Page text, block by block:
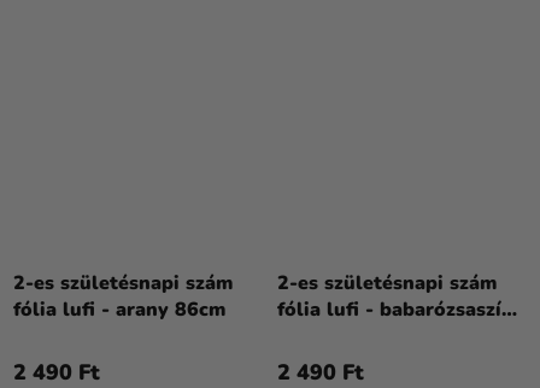
2-es születésnapi szám
fólia lufi - arany 86cm
2 490 Ft
2-es születésnapi szám
fólia lufi - babarózsaszín
2 490 Ft